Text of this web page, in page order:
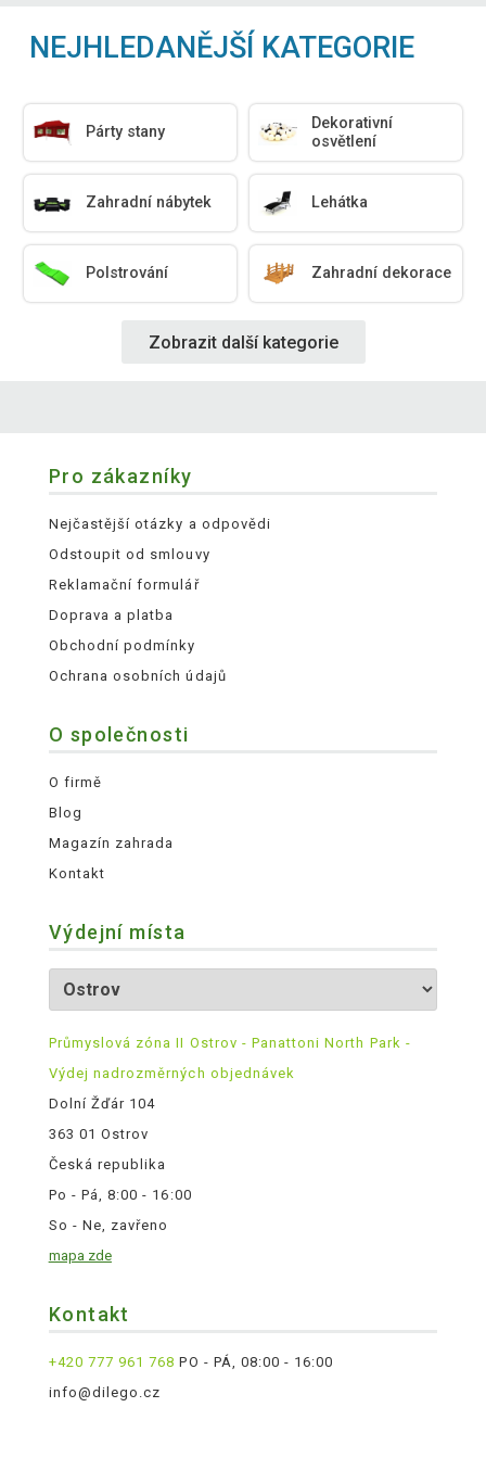
NEJHLEDANĚJŠÍ KATEGORIE
Párty stany
Dekorativní
osvětlení
Zahradní nábytek Lehátka
Polstrování Zahradní dekorace
Zobrazit další kategorie
Pro zákazníky
Nejčastější otázky a odpovědi
Odstoupit od smlouvy
Reklamační formulář
Doprava a platba
Obchodní podmínky
Ochrana osobních údajů
O společnosti
O firmě
Blog
Magazín zahrada
Kontakt
Výdejní místa
Průmyslová zóna II Ostrov - Panattoni North Park -
Výdej nadrozměrných objednávek
Dolní Žďár 104
363 01 Ostrov
Česká republika
Po - Pá, 8:00 - 16:00
So - Ne, zavřeno
mapa zde
Kontakt
+420 777 961 768 PO - PÁ, 08:00 - 16:00
info@dilego.cz